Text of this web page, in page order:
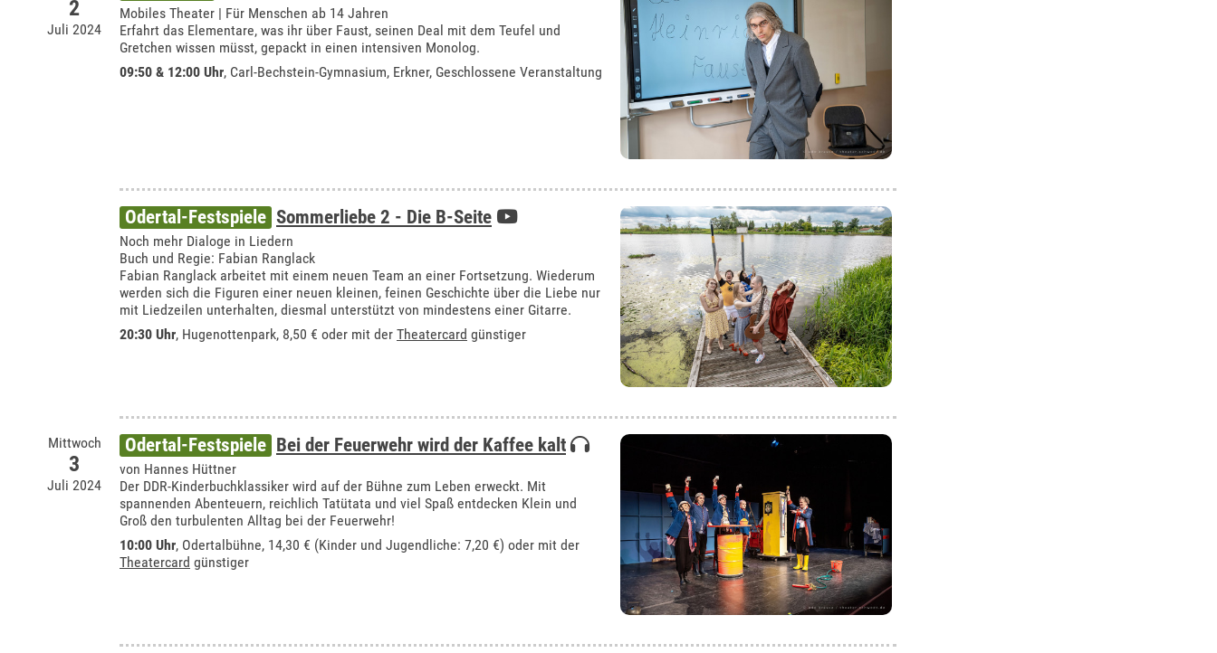
2
Juli 2024
Mobiles Theater | Für Menschen ab 14 Jahren
Erfahrt das Elementare, was ihr über Faust, seinen Deal mit dem Teufel und
Gretchen wissen müsst, gepackt in einen intensiven Monolog.
09:50 & 12:00 Uhr, Carl-Bechstein-Gymnasium, Erkner, Geschlossene Veranstaltung
Odertal-Festspiele Sommerliebe 2 - Die B-Seite
Noch mehr Dialoge in Liedern
Buch und Regie: Fabian Ranglack
Fabian Ranglack arbeitet mit einem neuen Team an einer Fortsetzung. Wiederum
werden sich die Figuren einer neuen kleinen, feinen Geschichte über die Liebe nur
mit Liedzeilen unterhalten, diesmal unterstützt von mindestens einer Gitarre.
20:30 Uhr, Hugenottenpark, 8,50 € oder mit der Theatercard günstiger
Mittwoch
3
Juli 2024
Odertal-Festspiele Bei der Feuerwehr wird der Kaffee kalt
von Hannes Hüttner
Der DDR-Kinderbuchklassiker wird auf der Bühne zum Leben erweckt. Mit
spannenden Abenteuern, reichlich Tatütata und viel Spaß entdecken Klein und
Groß den turbulenten Alltag bei der Feuerwehr!
10:00 Uhr, Odertalbühne, 14,30 € (Kinder und Jugendliche: 7,20 €) oder mit der
Theatercard günstiger